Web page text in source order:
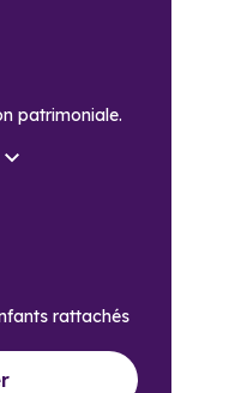
patrimoniale.
rattachés